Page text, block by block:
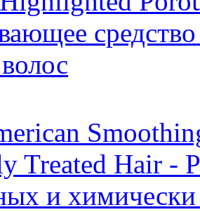
Treated Hair -
и